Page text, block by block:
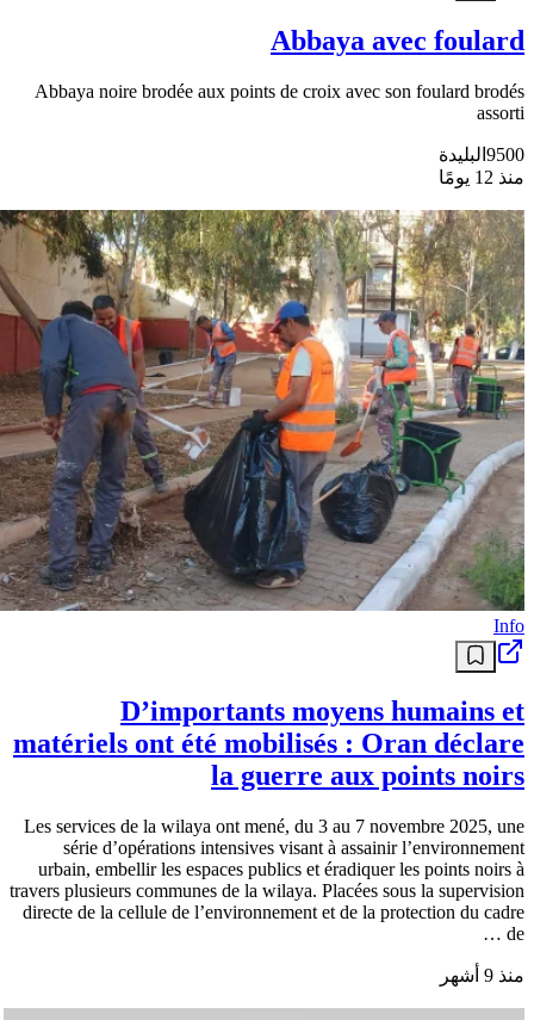
Abbaya avec foulard
Abbaya noire brodée aux points de croix avec son foulard brodés
assorti
9500 البليدة
منذ 12 يومًا
Info
D’importants moyens humains et
matériels ont été mobilisés : Oran déclare
la guerre aux points noirs
Les services de la wilaya ont mené, du 3 au 7 novembre 2025, une
série d’opérations intensives visant à assainir l’environnement
urbain, embellir les espaces publics et éradiquer les points noirs à
travers plusieurs communes de la wilaya. Placées sous la supervision
directe de la cellule de l’environnement et de la protection du cadre
de …
منذ 9 أشهر